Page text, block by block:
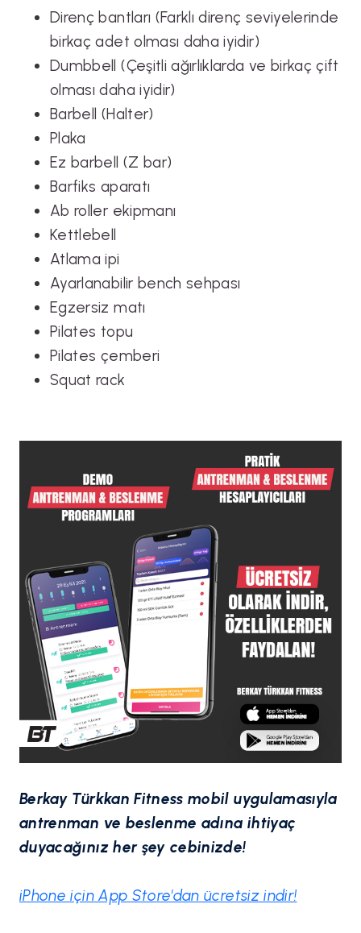
Direnç bantları (Farklı direnç seviyelerinde
birkaç adet olması daha iyidir)
Dumbbell (Çeşitli ağırlıklarda ve birkaç çift
olması daha iyidir)
Barbell (Halter)
Plaka
Ez barbell (Z bar)
Barfiks aparatı
Ab roller ekipmanı
Kettlebell
Atlama ipi
Ayarlanabilir bench sehpası
Egzersiz matı
Pilates topu
Pilates çemberi
Squat rack
Berkay Türkkan Fitness mobil uygulamasıyla
antrenman ve beslenme adına ihtiyaç
duyacağınız her şey cebinizde!
iPhone için App Store'dan ücretsiz indir!